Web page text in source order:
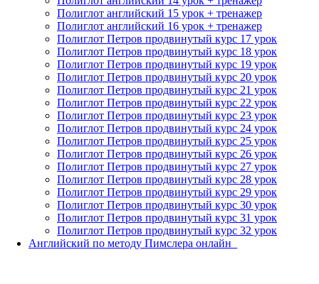
Полиглот английский 15 урок + тренажер
Полиглот английский 16 урок + тренажер
Полиглот Петров продвинутый курс 17 урок
Полиглот Петров продвинутый курс 18 урок
Полиглот Петров продвинутый курс 19 урок
Полиглот Петров продвинутый курс 20 урок
Полиглот Петров продвинутый курс 21 урок
Полиглот Петров продвинутый курс 22 урок
Полиглот Петров продвинутый курс 23 урок
Полиглот Петров продвинутый курс 24 урок
Полиглот Петров продвинутый курс 25 урок
Полиглот Петров продвинутый курс 26 урок
Полиглот Петров продвинутый курс 27 урок
Полиглот Петров продвинутый курс 28 урок
Полиглот Петров продвинутый курс 29 урок
Полиглот Петров продвинутый курс 30 урок
Полиглот Петров продвинутый курс 31 урок
Полиглот Петров продвинутый курс 32 урок
Английский по методу Пимслера онлайн_